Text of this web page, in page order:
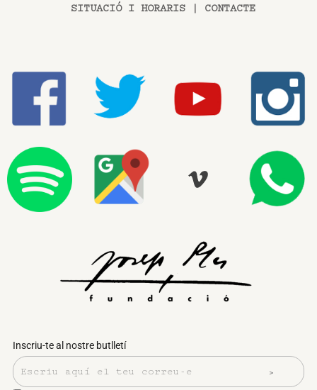
SITUACIÓ I HORARIS CONTACTE
Inscriu-te al nostre butlletí